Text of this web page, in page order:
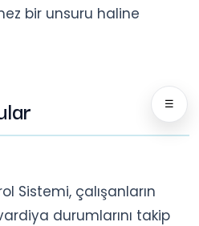
bir unsuru haline
Sistemi, çalışanların
durumlarını takip
☰